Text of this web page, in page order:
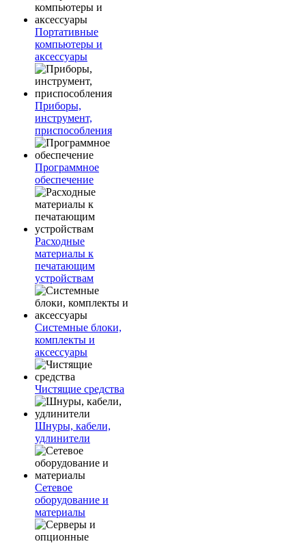
Портативные
компьютеры и
аксессуары
Приборы,
инструмент,
приспособления
Программное
обеспечение
Расходные
материалы к
печатающим
устройствам
Системные блоки,
комплекты и
аксессуары
Чистящие средства
Шнуры, кабели,
удлинители
Сетевое
оборудование и
материалы